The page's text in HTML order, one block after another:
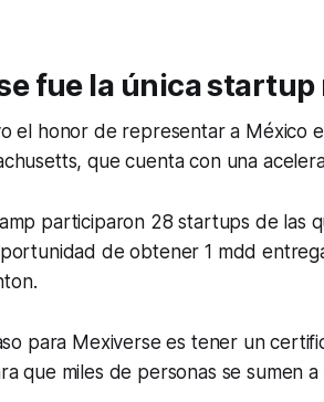
fue la única
el honor de representar a México
que cuenta con una
participaron 28 startups de las
de obtener 1 mdd
para Mexiverse es tener un
que miles de personas se sumen